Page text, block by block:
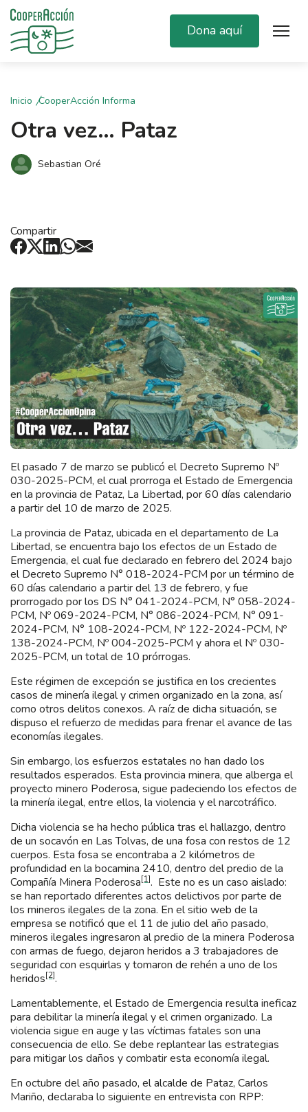
Dona aquí
Inicio CooperAcción Informa
Otra vez… Pataz
Sebastian Oré
Compartir
El pasado 7 de marzo se publicó el Decreto Supremo Nº
030-2025-PCM, el cual prorroga el Estado de Emergencia
en la provincia de Pataz, La Libertad, por 60 días calendario
a partir del 10 de marzo de 2025.
La provincia de Pataz, ubicada en el departamento de La
Libertad, se encuentra bajo los efectos de un Estado de
Emergencia, el cual fue declarado en febrero del 2024 bajo
el Decreto Supremo N° 018-2024-PCM por un término de
60 días calendario a partir del 13 de febrero, y fue
prorrogado por los DS N° 041-2024-PCM, N° 058-2024-
PCM, Nº 069-2024-PCM, N° 086-2024-PCM, N° 091-
2024-PCM, N° 108-2024-PCM, Nº 122-2024-PCM, Nº
138-2024-PCM, Nº 004-2025-PCM y ahora el Nº 030-
2025-PCM, un total de 10 prórrogas.
Este régimen de excepción se justifica en los crecientes
casos de minería ilegal y crimen organizado en la zona, así
como otros delitos conexos. A raíz de dicha situación, se
dispuso el refuerzo de medidas para frenar el avance de las
economías ilegales.
Sin embargo, los esfuerzos estatales no han dado los
resultados esperados. Esta provincia minera, que alberga el
proyecto minero Poderosa, sigue padeciendo los efectos de
la minería ilegal, entre ellos, la violencia y el narcotráfico.
Dicha violencia se ha hecho pública tras el hallazgo, dentro
de un socavón en Las Tolvas, de una fosa con restos de 12
cuerpos. Esta fosa se encontraba a 2 kilómetros de
profundidad en la bocamina 2410, dentro del predio de la
Compañía Minera Poderosa[1]. Este no es un caso aislado:
se han reportado diferentes actos delictivos por parte de
los mineros ilegales de la zona. En el sitio web de la
empresa se notificó que el 11 de julio del año pasado,
mineros ilegales ingresaron al predio de la minera Poderosa
con armas de fuego, dejaron heridos a 3 trabajadores de
seguridad con esquirlas y tomaron de rehén a uno de los
heridos[2].
Lamentablemente, el Estado de Emergencia resulta ineficaz
para debilitar la minería ilegal y el crimen organizado. La
violencia sigue en auge y las víctimas fatales son una
consecuencia de ello. Se debe replantear las estrategias
para mitigar los daños y combatir esta economía ilegal.
En octubre del año pasado, el alcalde de Pataz, Carlos
Mariño, declaraba lo siguiente en entrevista con RPP: